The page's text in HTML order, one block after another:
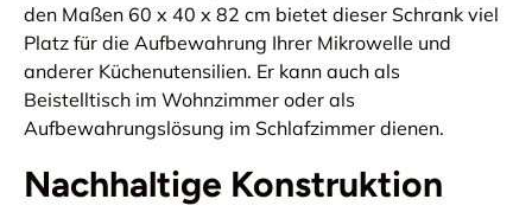
den Maßen 60 x 40 x 82 cm bietet dieser Schrank viel
Platz für die Aufbewahrung Ihrer Mikrowelle und
anderer Küchenutensilien. Er kann auch als
Beistelltisch im Wohnzimmer oder als
Aufbewahrungslösung im Schlafzimmer dienen.
Nachhaltige Konstruktion